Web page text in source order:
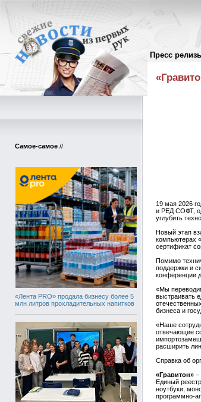
Пресс
Самое-самое //
«Лента PRO» продала бизнесу более 5
млн литров прохладительных напитков
Пресс-
19 мая 2026
и РЕД СОФТ,
углубить
Новый этап
компьютерах
сертификат
Помимо
поддержки и
конференции
«Мы
выстраивать
бизнеса и
«Наше
отвечающие
расширить
Справка об
«Гравитон» –
Единый
ноутбуки,
программно-